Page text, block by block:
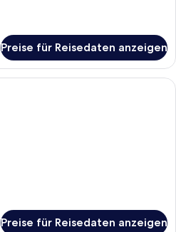
Preise für Reisedaten anzeigen
Ein modernes Hotelzimmer mit Bett,
Preise für Reisedaten anzeigen